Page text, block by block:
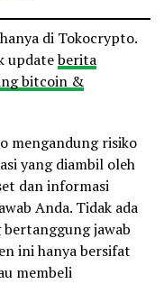
di Tokocrypto.
updateberita
bitcoin &
mengandung risiko
yang diambil oleh
dan informasi
Anda. Tidak ada
jawab
ini hanya bersifat
membeli